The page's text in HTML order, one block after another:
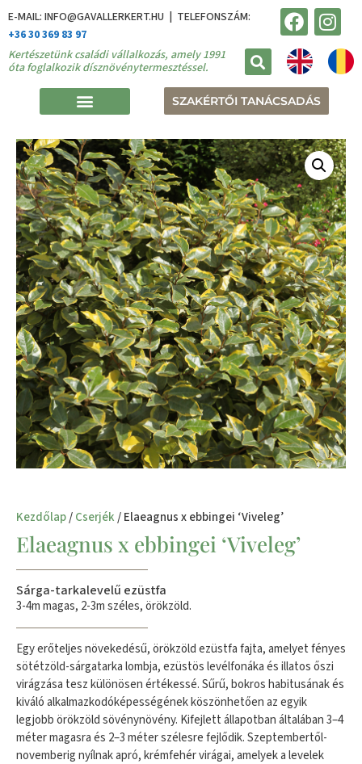
E-MAIL: INFO@GAVALLERKERT.HU | TELEFONSZÁM:
+36 30 369 83 97
Kertészetünk családi vállalkozás, amely 1991
óta foglalkozik dísznövénytermesztéssel.
SZAKÉRTŐI TANÁCSADÁS
Kezdőlap/Cserjék/ Elaeagnus x ebbingei ‘Viveleg’
Elaeagnus x ebbingei ‘Viveleg’
Sárga-tarkalevelű ezüstfa
3-4m magas, 2-3m széles, örökzöld.
Egy erőteljes növekedésű, örökzöld ezüstfa fajta, amelyet fényes
sötétzöld-sárgatarka lombja, ezüstös levélfonáka és illatos őszi
virágzása tesz különösen értékessé. Sűrű, bokros habitusának és
kiváló alkalmazkodóképességének köszönhetően az egyik
legjobb örökzöld sövénynövény. Kifejlett állapotban általában 3–4
méter magasra és 2–3 méter szélesre fejlődik. Szeptembertől-
novemberig nyílnak apró, krémfehér virágai, amelyek a levelek